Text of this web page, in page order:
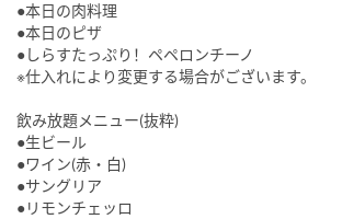
●本日の肉料理
●本日のピザ
●しらすたっぷり！ペペロンチーノ
※仕入れにより変更する場合がございます。
飲み放題メニュー(抜粋)
●生ビール
●ワイン(赤・白)
●サングリア
●リモンチェッロ